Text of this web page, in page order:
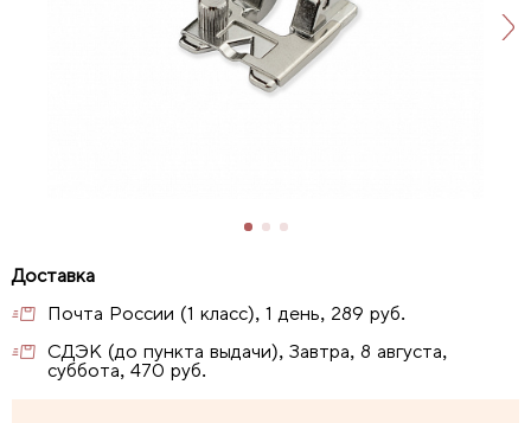
Почта России (1 класс), 1 день, 289 руб.
СДЭК (до пункта выдачи), Завтра, 8 августа,
суббота, 470 руб.